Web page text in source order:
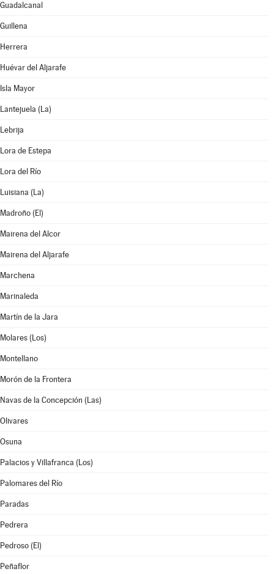
Guadalcanal
Guillena
Herrera
Huévar del Aljarafe
Isla Mayor
Lantejuela (La)
Lebrija
Lora de Estepa
Lora del Río
Luisiana (La)
Madroño (El)
Mairena del Alcor
Mairena del Aljarafe
Marchena
Marinaleda
Martín de la Jara
Molares (Los)
Montellano
Morón de la Frontera
Navas de la Concepción (Las)
Olivares
Osuna
Palacios y Villafranca (Los)
Palomares del Río
Paradas
Pedrera
Pedroso (El)
Peñaflor